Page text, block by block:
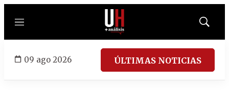
Menú
Mostrar
09 ago 2026 ÚLTIMAS NOTICIAS